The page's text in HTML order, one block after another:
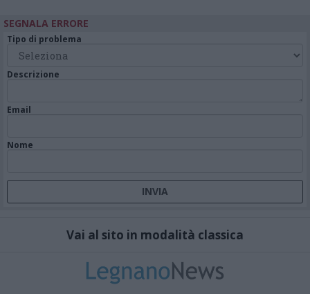
SEGNALA ERRORE
Tipo di problema
Descrizione
Email
Nome
Vai al sito in modalità classica